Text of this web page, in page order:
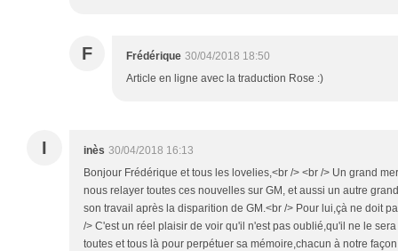
F Frédérique 30/04/2018 18:50
Article en ligne avec la traduction Rose :)
I inès 30/04/2018 16:13
Bonjour Frédérique et tous les lovelies,<br /> <br /> Un grand
nous relayer toutes ces nouvelles sur GM, et aussi un autre
son travail après la disparition de GM.<br /> Pour lui,çà ne doit
/> C'est un réel plaisir de voir qu'il n'est pas oublié,qu'il ne le
toutes et tous là pour perpétuer sa mémoire,chacun à notre